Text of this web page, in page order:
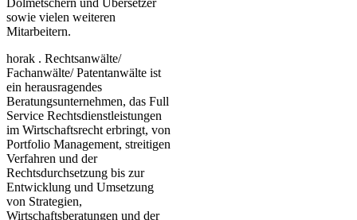
sowie vielen weiteren
Mitarbeitern.
horak . Rechtsanwälte/
Fachanwälte/ Patentanwälte ist
ein herausragendes
Beratungsunternehmen, das Full
Service Rechtsdienstleistungen
im Wirtschaftsrecht erbringt, von
Portfolio Management, streitigen
Verfahren und der
Rechtsdurchsetzung bis zur
Entwicklung und Umsetzung
von Strategien,
Wirtschaftsberatungen und der